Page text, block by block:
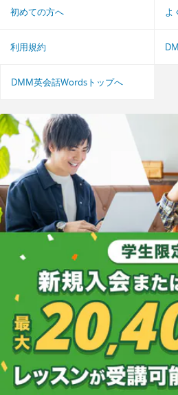
初めての方へ よ
利用規約
DMM英会話Wordsトップへ